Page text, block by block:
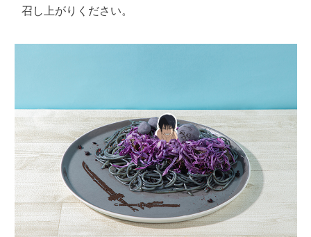
召し上がりください。